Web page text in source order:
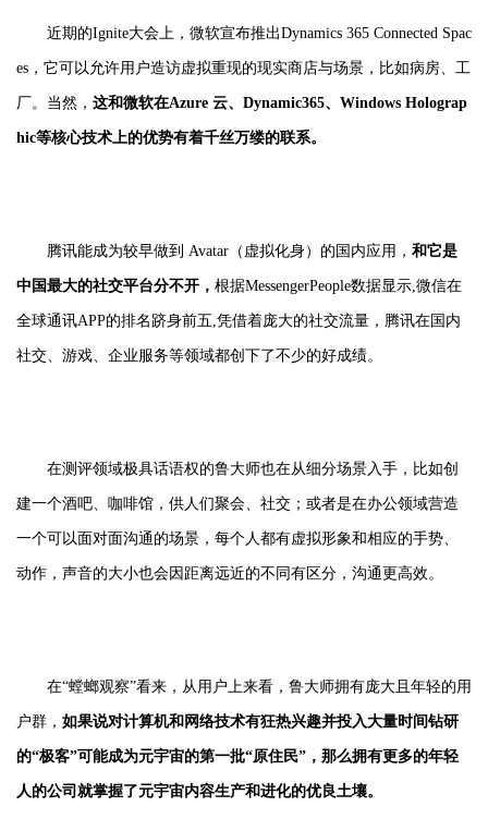
近期的Ignite大会上，微软宣布推出Dynamics 365 Connected Spac
es，它可以允许用户造访虚拟重现的现实商店与场景，比如病房、工
厂。当然， 这和微软在Azure 云、Dynamic365、Windows Holograp
hic等核心技术上的优势有着千丝万缕的联系。
腾讯能成为较早做到 Avatar（虚拟化身）的国内应用， 和它是
中国最大的社交平台分不开， 根据MessengerPeople数据显示,微信在
全球通讯APP的排名跻身前五,凭借着庞大的社交流量，腾讯在国内
社交、游戏、企业服务等领域都创下了不少的好成绩。
在测评领域极具话语权的鲁大师也在从细分场景入手，比如创
建一个酒吧、咖啡馆，供人们聚会、社交；或者是在办公领域营造
一个可以面对面沟通的场景，每个人都有虚拟形象和相应的手势、
动作，声音的大小也会因距离远近的不同有区分，沟通更高效。
在“螳螂观察”看来，从用户上来看，鲁大师拥有庞大且年轻的用
户群， 如果说对计算机和网络技术有狂热兴趣并投入大量时间钻研
的“极客”可能成为元宇宙的第一批“原住民”，那么拥有更多的年轻
人的公司就掌握了元宇宙内容生产和进化的优良土壤。